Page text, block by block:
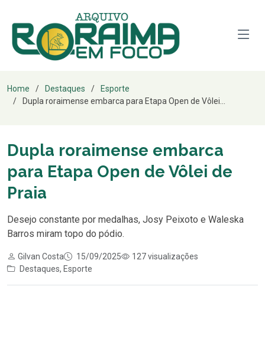
Home Destaques
Esporte
Dupla roraimense embarca para Etapa Open de Vôlei...
Dupla roraimense embarca
para Etapa Open de Vôlei de
Praia
Desejo constante por medalhas, Josy Peixoto e Waleska
Barros miram topo do pódio.
Gilvan Costa 15/09/2025
127 visualizações
Destaques, Esporte